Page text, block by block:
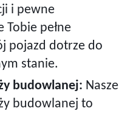
i pewne
Tobie pełne
pojazd dotrze do
stanie.
budowlanej: Nasze
budowlanej to